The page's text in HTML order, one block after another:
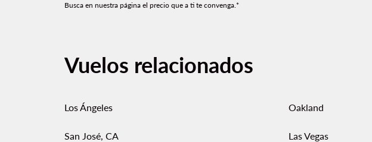
Busca en nuestra página el precio que a ti te convenga.*
Vuelos relacionados
Los Ángeles Oakland
San José, CA Las Vegas